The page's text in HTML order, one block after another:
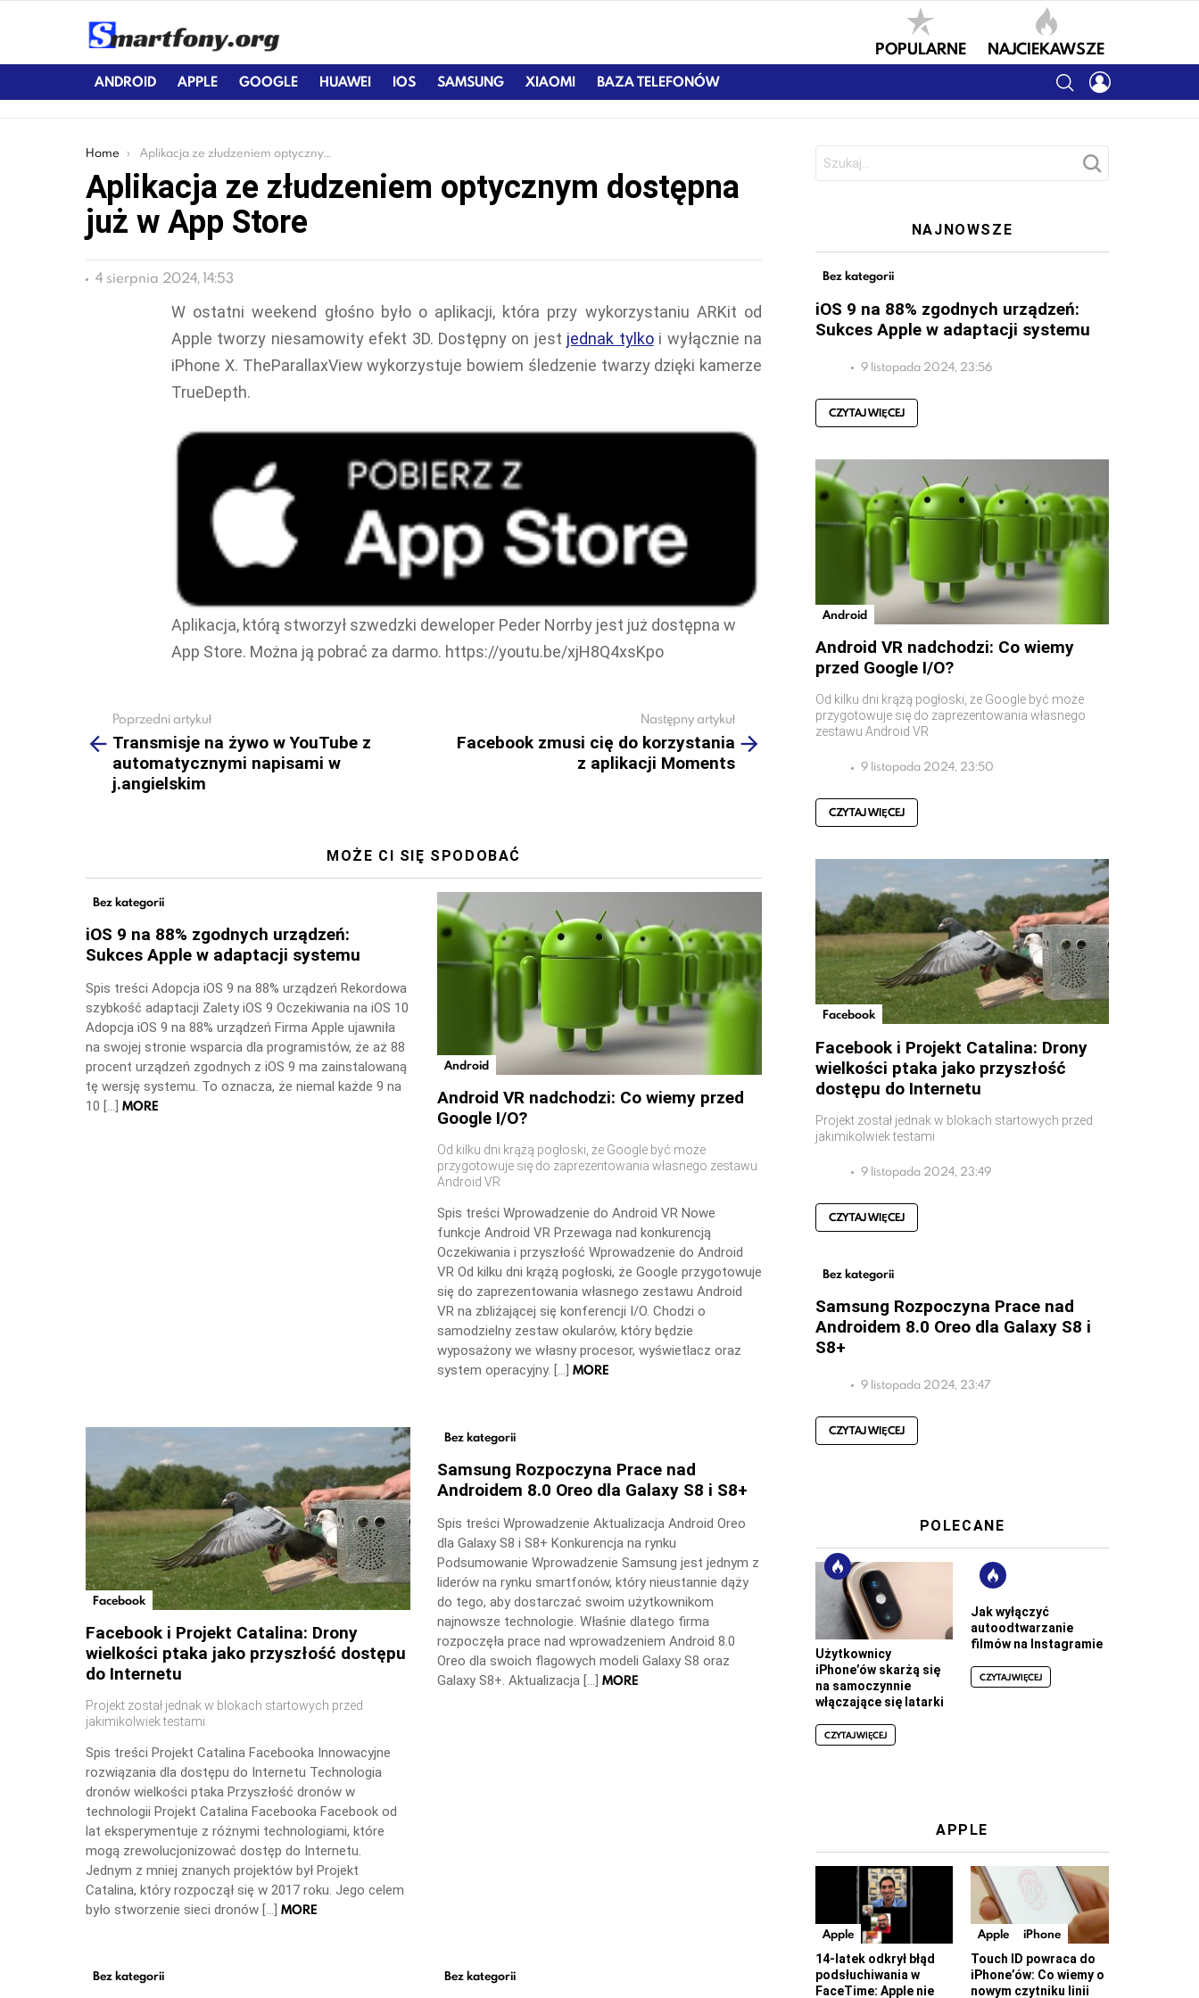
POPULARNE NAJCIEKAWSZE
ANDROID APPLE GOOGLE HUAWEI IOS SAMSUNG XIAOMI BAZA TELEFONÓW SEARCH
You are here:
Home Aplikacja ze złudzeniem optycznym dostępna już w App Store
Aplikacja ze złudzeniem optycznym dostępna
już w App Store
4 sierpnia 2024, 14:53
W ostatni weekend głośno było o aplikacji, która przy wykorzystaniu ARKit od
Apple tworzy niesamowity efekt 3D. Dostępny on jest jednak tylkoi wyłącznie na
iPhone X. TheParallaxView wykorzystuje bowiem śledzenie twarzy dzięki kamerze
TrueDepth.
Aplikacja, którą stworzył szwedzki deweloper Peder Norrby jest już dostępna w
App Store. Można ją pobrać za darmo. https://youtu.be/xjH8Q4xsKpo
more
Poprzedni artykuł
Transmisje na żywo w YouTube z
automatycznymi napisami w
j.angielskim
Następny artykuł
Facebook zmusi cię do korzystania
z aplikacji Moments
MOŻE CI SIĘ SPODOBAĆ
Bez kategorii
iOS 9 na 88% zgodnych urządzeń:
Sukces Apple w adaptacji systemu
Spis treści Adopcja iOS 9 na 88% urządzeń Rekordowa
szybkość adaptacji Zalety iOS 9 Oczekiwania na iOS 10
Adopcja iOS 9 na 88% urządzeń Firma Apple ujawniła
na swojej stronie wsparcia dla programistów, że aż 88
procent urządzeń zgodnych z iOS 9 ma zainstalowaną
tę wersję systemu. To oznacza, że niemal każde 9 na
10 […] MORE
Android
Android VR nadchodzi: Co wiemy przed
Google I/O?
Od kilku dni krążą pogłoski, że Google być może
przygotowuje się do zaprezentowania własnego zestawu
Android VR
Spis treści Wprowadzenie do Android VR Nowe
funkcje Android VR Przewaga nad konkurencją
Oczekiwania i przyszłość Wprowadzenie do Android
VR Od kilku dni krążą pogłoski, że Google przygotowuje
się do zaprezentowania własnego zestawu Android
VR na zbliżającej się konferencji I/O. Chodzi o
samodzielny zestaw okularów, który będzie
wyposażony we własny procesor, wyświetlacz oraz
system operacyjny. […] MORE
Facebook
Facebook i Projekt Catalina: Drony
wielkości ptaka jako przyszłość dostępu
do Internetu
Projekt został jednak w blokach startowych przed
jakimikolwiek testami
Spis treści Projekt Catalina Facebooka Innowacyjne
rozwiązania dla dostępu do Internetu Technologia
dronów wielkości ptaka Przyszłość dronów w
technologii Projekt Catalina Facebooka Facebook od
lat eksperymentuje z różnymi technologiami, które
mogą zrewolucjonizować dostęp do Internetu.
Jednym z mniej znanych projektów był Projekt
Catalina, który rozpoczął się w 2017 roku. Jego celem
było stworzenie sieci dronów […] MORE
Bez kategorii
Samsung Rozpoczyna Prace nad
Androidem 8.0 Oreo dla Galaxy S8 i S8+
Spis treści Wprowadzenie Aktualizacja Android Oreo
dla Galaxy S8 i S8+ Konkurencja na rynku
Podsumowanie Wprowadzenie Samsung jest jednym z
liderów na rynku smartfonów, który nieustannie dąży
do tego, aby dostarczać swoim użytkownikom
najnowsze technologie. Właśnie dlatego firma
rozpoczęła prace nad wprowadzeniem Android 8.0
Oreo dla swoich flagowych modeli Galaxy S8 oraz
Galaxy S8+. Aktualizacja […] MORE
Bez kategorii Bez kategorii
NAJNOWSZE
Bez kategorii
iOS 9 na 88% zgodnych urządzeń:
Sukces Apple w adaptacji systemu
9 listopada 2024, 23:56
CZYTAJ WIĘCEJ
Android
Android VR nadchodzi: Co wiemy
przed Google I/O?
Od kilku dni krążą pogłoski, że Google być może
przygotowuje się do zaprezentowania własnego
zestawu Android VR
9 listopada 2024, 23:50
CZYTAJ WIĘCEJ
Facebook
Facebook i Projekt Catalina: Drony
wielkości ptaka jako przyszłość
dostępu do Internetu
Projekt został jednak w blokach startowych przed
jakimikolwiek testami
9 listopada 2024, 23:49
CZYTAJ WIĘCEJ
Bez kategorii
Samsung Rozpoczyna Prace nad
Androidem 8.0 Oreo dla Galaxy S8 i
S8+
9 listopada 2024, 23:47
CZYTAJ WIĘCEJ
POLECANE
Użytkownicy
iPhone’ów skarżą się
na samoczynnie
włączające się latarki
CZYTAJ WIĘCEJ
Jak wyłączyć
autoodtwarzanie
filmów na Instagramie
CZYTAJ WIĘCEJ
APPLE
Apple
14-latek odkrył błąd
podsłuchiwania w
FaceTime: Apple nie
Apple iPhone
Touch ID powraca do
iPhone’ów: Co wiemy o
nowym czytniku linii